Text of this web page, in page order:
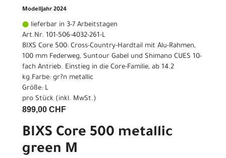
Modelljahr 2024
lieferbar in 3-7 Arbeitstagen
Art.Nr. 101-506-4032-261-L
BIXS Core 500: Cross-Country-Hardtail mit Alu-Rahmen,
100 mm Federweg, Suntour Gabel und Shimano CUES 10-
fach Antrieb. Einstieg in die Core-Familie, ab 14.2
kg.Farbe: gr?n metallic
Größe: L
pro Stück (inkl. MwSt.)
899,00 CHF
BIXS Core 500 metallic
green M